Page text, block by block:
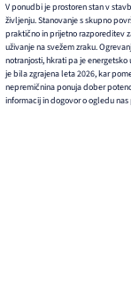
V ponudbi je prostoren stan v
življenju. Stanovanje s skupno
praktično in prijetno razporeditev
uživanje na svežem zraku.
notranjosti, hkrati pa je
je bila zgrajena leta 2026, kar
nepremičnina ponuja dober
informacij in dogovor o ogledu